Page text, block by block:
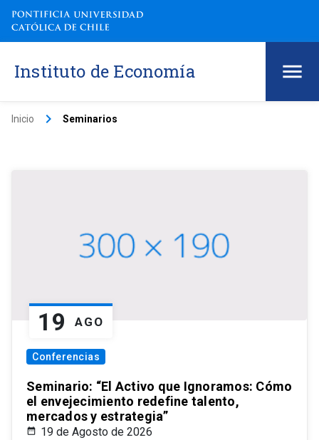
Instituto de Economía
Inicio keyboard_arrow_right Seminarios
19 AGO
Conferencias
Seminario: “El Activo que Ignoramos: Cómo
el envejecimiento redefine talento,
mercados y estrategia”
19 de Agosto de 2026